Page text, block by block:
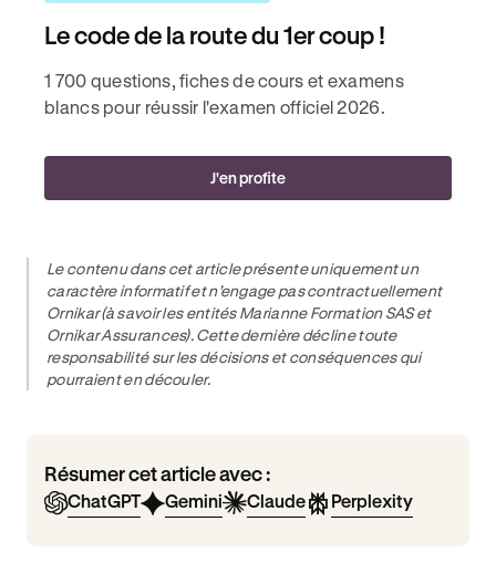
Le code de la route du 1er coup !
1 700 questions, fiches de cours et examens
blancs pour réussir l'examen officiel 2026.
J'en profite
Le contenu dans cet article présente uniquement un
caractère informatif et n’engage pas contractuellement
Ornikar (à savoir les entités Marianne Formation SAS et
Ornikar Assurances). Cette dernière décline toute
responsabilité sur les décisions et conséquences qui
pourraient en découler.
Résumer cet article avec :
ChatGPT Gemini Claude Perplexity